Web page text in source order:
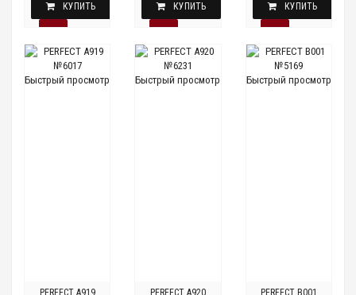
КУПИТЬ КУПИТЬ КУПИТЬ
Быстрый просмотр
PERFECT A919
Быстрый просмотр
PERFECT A920
Быстрый просмотр
PERFECT B001